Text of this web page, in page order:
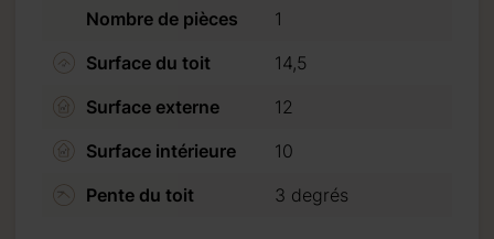
Nombre de pièces
1
Surface du toit
14,5
Surface externe
12
Surface intérieure
10
Pente du toit
3 degrés